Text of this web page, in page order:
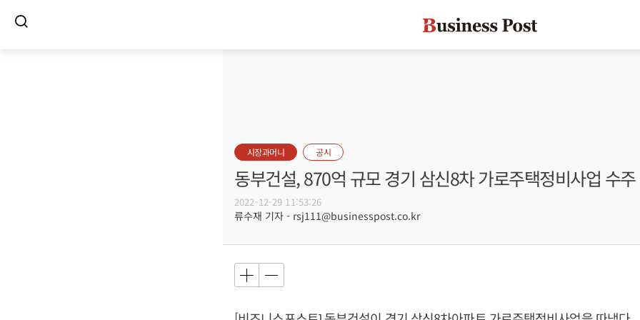
시장과머니 공시
동부건설, 870억 규모 경기 삼신8차 가로주택정비사업 수주
2022-12-29 11:53:26
류수재 기자 - rsj111@businesspost.co.kr